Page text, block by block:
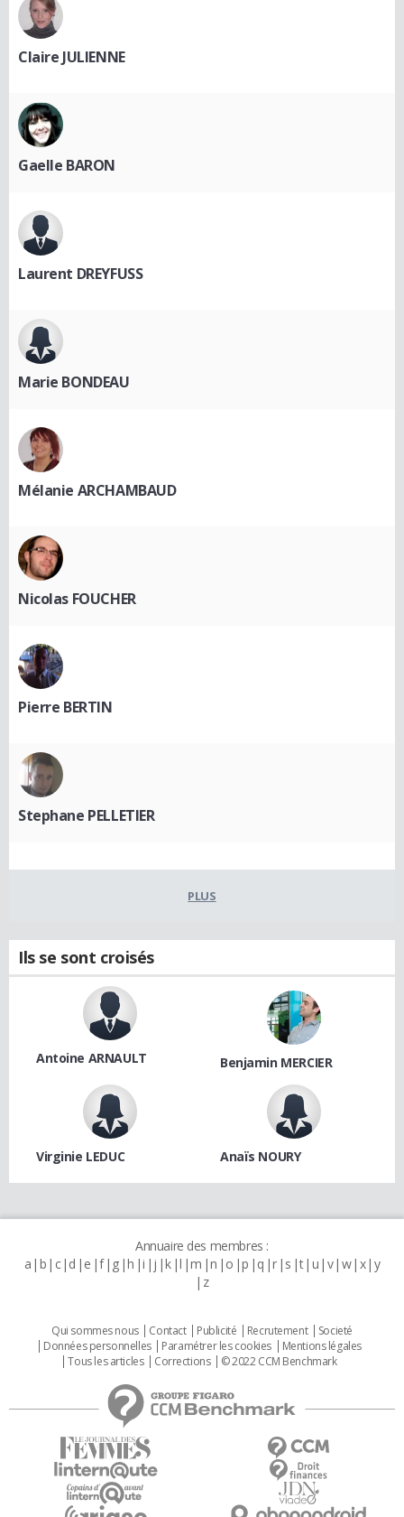
Claire JULIENNE
Gaelle BARON
Laurent DREYFUSS
Marie BONDEAU
Mélanie ARCHAMBAUD
Nicolas FOUCHER
Pierre BERTIN
Stephane PELLETIER
PLUS
Ils se sont croisés
Antoine ARNAULT Benjamin MERCIER
Virginie LEDUC Anaïs NOURY
Annuaire des membres :
a b c d e f g h i j k l m n o p q r s t u v w x y
z
Qui sommes nous Contact Publicité Recrutement
Societé
Données personnelles
Paramétrer les cookies
Mentions légales
Tous les articles
Corrections © 2022 CCM Benchmark